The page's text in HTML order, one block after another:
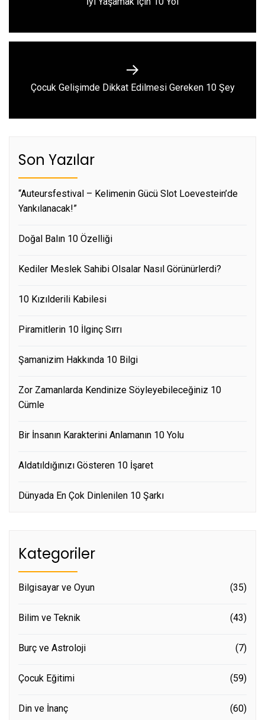
Next
Çocuk Gelişimde Dikkat Edilmesi Gereken 10 Şey
Son Yazılar
“Auteursfestival – Kelimenin Gücü Slot Loevestein’de
Yankılanacak!”
Doğal Balın 10 Özelliği
Kediler Meslek Sahibi Olsalar Nasıl Görünürlerdi?
10 Kızılderili Kabilesi
Piramitlerin 10 İlginç Sırrı
Şamanizim Hakkında 10 Bilgi
Zor Zamanlarda Kendinize Söyleyebileceğiniz 10
Cümle
Bir İnsanın Karakterini Anlamanın 10 Yolu
Aldatıldığınızı Gösteren 10 İşaret
Dünyada En Çok Dinlenilen 10 Şarkı
Kategoriler
Bilgisayar ve Oyun (35)
Bilim ve Teknik (43)
Burç ve Astroloji (7)
Çocuk Eğitimi (59)
Din ve İnanç (60)